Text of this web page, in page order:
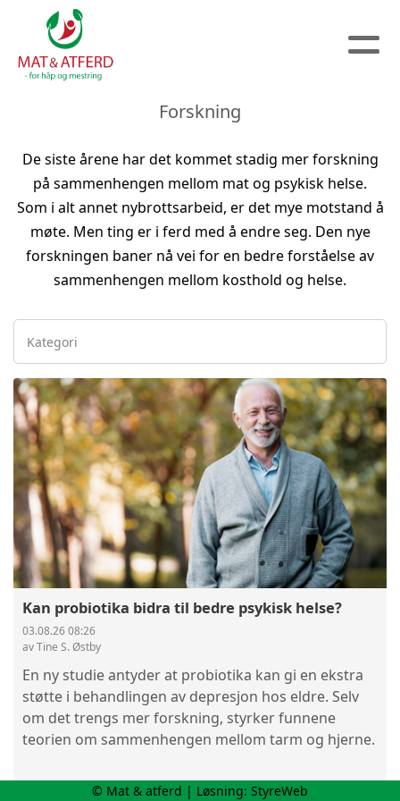
Forskning
De siste årene har det kommet stadig mer forskning
på sammenhengen mellom mat og psykisk helse.
Som i alt annet nybrottsarbeid, er det mye motstand å
møte. Men ting er i ferd med å endre seg. Den nye
forskningen baner nå vei for en bedre forståelse av
sammenhengen mellom kosthold og helse.
Kategori
Kan probiotika bidra til bedre psykisk helse?
03.08.26 08:26
av Tine S. Østby
En ny studie antyder at probiotika kan gi en ekstra
støtte i behandlingen av depresjon hos eldre. Selv
om det trengs mer forskning, styrker funnene
teorien om sammenhengen mellom tarm og hjerne.
© Mat & atferd | Løsning: StyreWeb